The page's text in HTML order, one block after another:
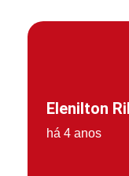
Elenilton
há 4 anos